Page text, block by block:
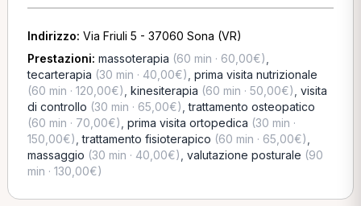
Indirizzo: Via Friuli 5 - 37060 Sona (VR)
Prestazioni: massoterapia (60 min · 60,00€)
tecarterapia (30 min · 40,00€) prima visita nutrizionale
(60 min · 120,00€) kinesiterapia (60 min · 50,00€) visita
di controllo (30 min · 65,00€) ,trattamento osteopatico
(60 min · 70,00€) prima visita ortopedica (30 min ·
150,00€) ,trattamento fisioterapico (60 min · 65,00€)
massaggio (30 min · 40,00€) valutazione posturale (90
min · 130,00€)